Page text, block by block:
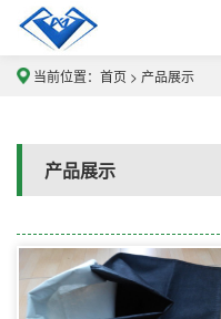
当前位置： 首页 > 产品展示
产品展示